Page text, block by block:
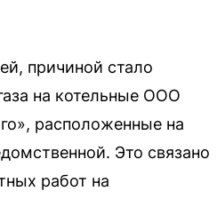
причиной стало
на котельные ООО
расположенные на
Это связано
работ на